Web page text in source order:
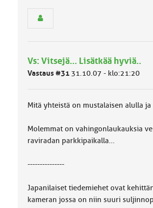
l
u
a
Vs: Vitsejä... Lisätkää hyviä..
Vastaus #31 31.10.07 - klo:21:20
Mitä yhteistä on mustalaisen alulla ja
Molemmat on vahingonlaukauksia
raviradan parkkipaikalla...
---------------
Japanilaiset tiedemiehet ovat
kameran jossa on niin suuri